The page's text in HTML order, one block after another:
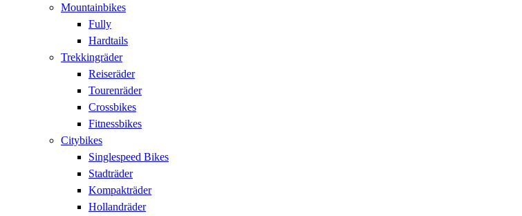
Mountainbikes
Fully
Hardtails
Trekkingräder
Reiseräder
Tourenräder
Crossbikes
Fitnessbikes
Citybikes
Singlespeed Bikes
Stadträder
Kompakträder
Hollandräder